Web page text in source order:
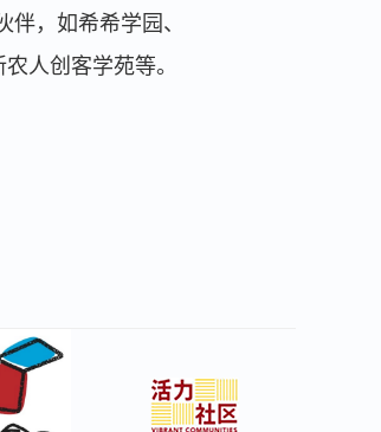
，如希希学园、
人创客学苑等。